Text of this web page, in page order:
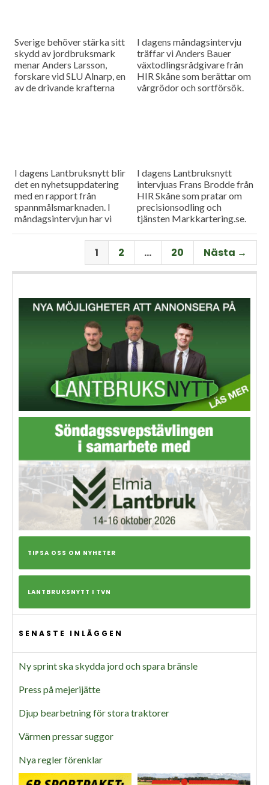
Sverige behöver stärka sitt
skydd av jordbruksmark
menar Anders Larsson,
forskare vid SLU Alnarp, en
av de drivande krafterna
I dagens måndagsintervju
träffar vi Anders Bauer
växtodlingsrådgivare från
HIR Skåne som berättar om
vårgrödor och sortförsök.
I dagens Lantbruksnytt blir
det en nyhetsuppdatering
med en rapport från
spannmålsmarknaden. I
måndagsintervjun har vi
Per Larsson som idag har
rollen som senior advisor på
I dagens Lantbruksnytt
intervjuas Frans Brodde från
HIR Skåne som pratar om
precisionsodling och
tjänsten Markkartering.se.
nyhetsuppdatering med en
rapport från
spannmålsmarknaden.
1 2 … 20 Nästa →
TIPSA OSS OM NYHETER
LANTBRUKSNYTT I TVN
SENASTE INLÄGGEN
Ny sprint ska skydda jord och spara bränsle
Press på mejerijätte
Djup bearbetning för stora traktorer
Värmen pressar suggor
Nya regler förenklar